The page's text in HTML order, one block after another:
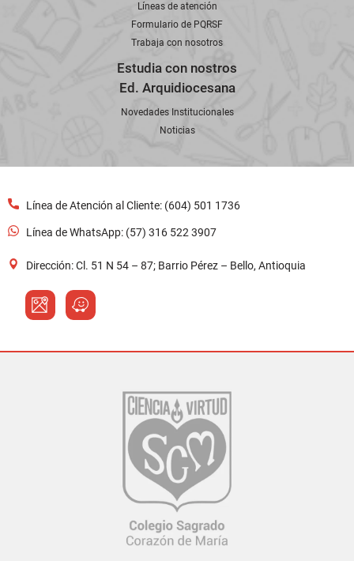
Líneas de atención
Formulario de PQRSF
Trabaja con nosotros
Estudia con nostros
Ed. Arquidiocesana
Novedades Institucionales
Noticias
Línea de Atención al Cliente: (604) 501 1736
Línea de WhatsApp: (57) 316 522 3907
Dirección: Cl. 51 N 54 – 87; Barrio Pérez – Bello, Antioquia